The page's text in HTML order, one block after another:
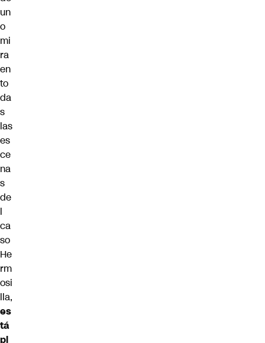
un
o
mi
ra
en
to
da
s
las
es
ce
na
s
de
l
ca
so
He
rm
osi
lla,
es
tá
pl